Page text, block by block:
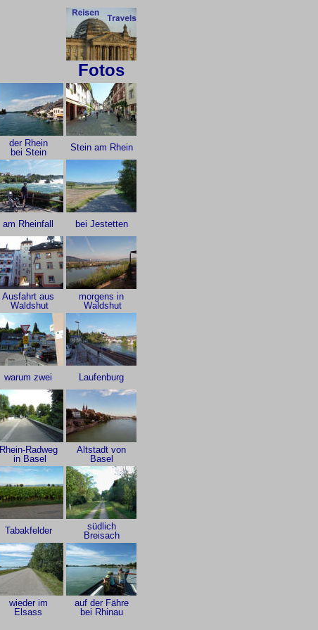
Fotos
der Rhein
bei Stein
Stein am Rhein
am Rheinfall bei Jestetten
Ausfahrt aus
Waldshut
morgens in
Waldshut
warum zwei Laufenburg
Rhein-Radweg
in Basel
Altstadt von
Basel
Tabakfelder
südlich
Breisach
wieder im
Elsass
auf der Fähre
bei Rhinau